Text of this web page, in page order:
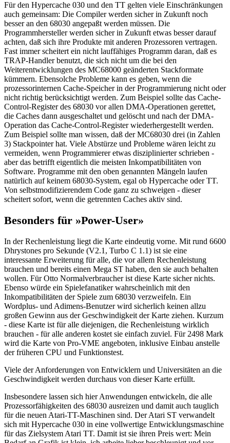
Für den Hypercache 030 und den TT gelten viele Einschränkungen
auch gemeinsam: Die Compiler werden sicher in Zukunft noch
besser an den 68030 angepaßt werden müssen. Die
Programmhersteller werden sicher in Zukunft etwas besser darauf
achten, daß sich ihre Produkte mit anderen Prozessoren vertragen.
Fast immer scheitert ein nicht lauffähiges Programm daran, daß es
TRAP-Handler benutzt, die sich nicht um die bei den
Weiterentwicklungen des MC68000 geänderten Stackformate
kümmern. Ebensolche Probleme kann es geben, wenn die
prozessorinternen Cache-Speicher in der Programmierung nicht oder
nicht richtig berücksichtigt werden. Zum Beispiel sollte das Cache-
Control-Register des 68030 vor allen DMA-Operationen gerettet,
die Caches dann ausgeschaltet und gelöscht und nach der DMA-
Operation das Cache-Control-Register wiederhergestellt werden.
Zum Beispiel sollte man wissen, daß der MC68030 drei (in Zahlen
3) Stackpointer hat. Viele Abstürze und Probleme wären leicht zu
vermeiden, wenn Programmierer etwas disziplinierter schrieben -
aber das betrifft eigentlich die meisten Inkompatibilitäten von
Software. Programme mit den oben genannten Mängeln laufen
natürlich auf keinem 68030-System, egal ob Hypercache oder TT.
Von selbstmodifizierendem Code ganz zu schweigen - dieser
scheitert sofort, wenn die getrennten Caches aktiv sind.
Besonders für »Power-User»
In der Rechenleistung liegt die Karte eindeutig vorne. Mit rund 6600
Dhrystones pro Sekunde (V2.1, Turbo C 1.1) ist sie eine
interessante Erweiterung für alle, die vor allem Rechenleistung
brauchen und bereits einen Mega ST haben, den sie auch behalten
wollen. Für Otto Normalverbraucher ist diese Karte sicher nichts.
Ebenso würde ein Spielefanatiker wahrscheinlich mit den
Inkompatibilitäten der Spiele zum 68030 verzweifeln. Ein
Wordplus- und Adimens-Benutzer wird sicherlich keinen allzu
großen Gewinn aus der Geschwindigkeit der Karte ziehen. Kurzum
- diese Karte ist für alle diejenigen, die Rechenleistung wirklich
brauchen - für alle anderen kostet sie einfach zuviel. Für 2498 Mark
wird die Karte von Pro-VME angeboten, inklusive Einbau anstelle
der früheren CPU und Funktionstest.
Viele der Anforderungen von Entwicklern und Universitäten an die
Geschwindigkeit werden durchaus von dieser Karte erfüllt.
Insbesondere lassen sich hier Anwendungen entwickeln, die alle
Prozessorfähigkeiten des 68030 ausreizen und damit auch tauglich
für die neuen Atari-TT-Maschinen sind. Der Atari ST verwandelt
sich mit Hypercache 030 in eine vollwertige Entwicklungsmaschine
für das Zielsystem Atari TT. Damit ist sie ihren Preis wert: Mein